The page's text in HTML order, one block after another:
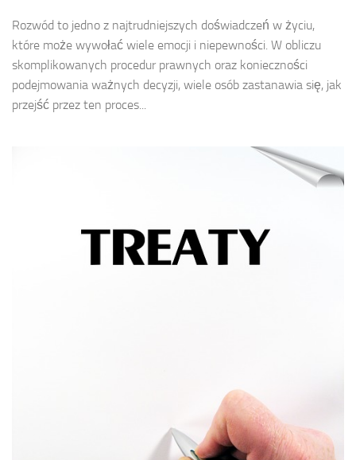
Rozwód to jedno z najtrudniejszych doświadczeń w życiu,
które może wywołać wiele emocji i niepewności. W obliczu
skomplikowanych procedur prawnych oraz konieczności
podejmowania ważnych decyzji, wiele osób zastanawia się, jak
przejść przez ten proces...